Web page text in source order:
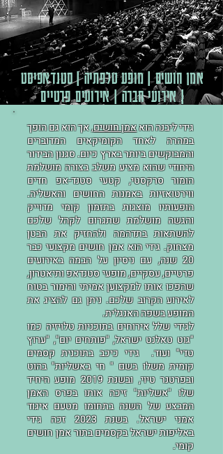
אמן חושים | מופע טלפתיה | סטנדאפיסט
| אירועי חברה | אירועים פרטיים
גידי ליבנההואאמן חושים, אך הוא גם הופך
במהרה לאחד הקומיקאים המדוברים
והמבוקשים ביותר בארץ כיום. סגנון הבידור
היחודי שהוא מציע משלב בצורה מושלמת
הומור סרקסטי, קטעיסטנד-אפ חדים
ווירטואזיות באמנות החושים והאשליה.
הופעותיו מוצגות בתזמון קומי מדוייק
והגשה מושלמת שתגרום לקהל שלכם
להשתאות בתדהמה ולהחזיק את הבטן
מצחוק. גידי הוא אמן חושים מקצועי כבר
20 שנה, עם ניסיון על הבמה באירועים
פרטיים, עסקיים, מופעי סטנדאפ ותיאטרון,
שהפכו אותו למקצוען אמיתי והימור בטוח
לאירוע הקרוב שלכם. ניתן גם להציג את
המופע בשפה האנגלית.
לגידי שלל אירוחים בתוכניות טלויזיה כמו
"גוט טאלנט ישראל, "פותחים יום", "ערוץ
טדי" ועוד. גידי כיכב בתוכנית קסמים
קומית משלו בשם " חי באשליות" בהוט
ובפרטנר טיוי, ובשנת 2019 מופע היחיד
שלו "אשליות" זיכה אותו בפרס האמן
המבצע של השנה בתחומו מטעם איגוד
אמני ישראל. בשנת 2023 זכה גידי
באליפות ישראל בקסמים בתור אמן חושים
קומי.